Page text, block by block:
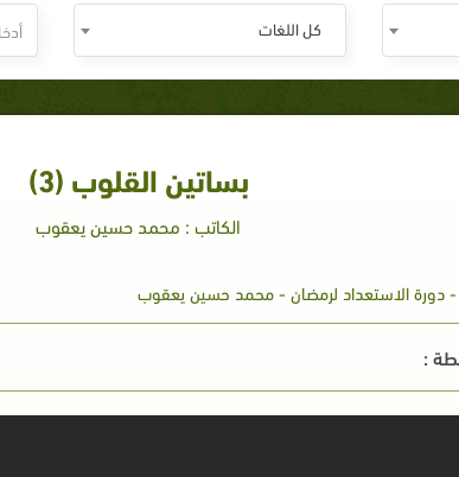
كل اللغات
بساتين القلوب (3)
الكاتب : محمد حسين يعقوب
الاستعداد لرمضان - محمد حسين يعقوب
: